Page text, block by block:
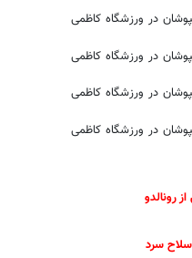
رونالدو
سلاح سرد